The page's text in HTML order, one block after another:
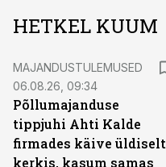
HETKEL KUUM
MAJANDUSTULEMUSED
06.08.26, 09:34
Põllumajanduse
tippjuhi Ahti Kalde
firmades käive üldiselt
kerkis, kasum samas